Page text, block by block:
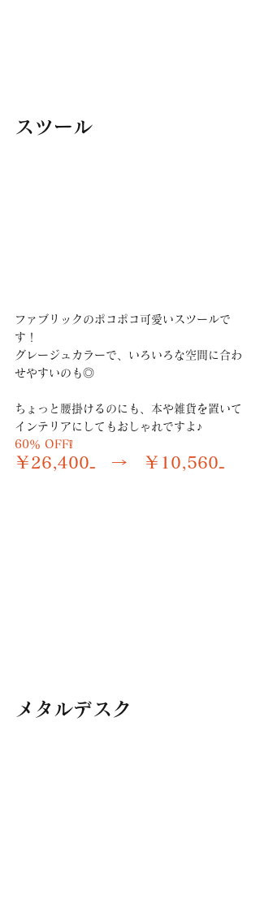
スツール
ファブリックのポコポコ可愛いスツールで
す！
グレージュカラーで、いろいろな空間に合わ
せやすいのも◎
ちょっと腰掛けるのにも、本や雑貨を置いて
インテリアにしてもおしゃれですよ♪
60％ OFF❕
￥26,400₋　→　￥10,560₋
メタルデスク